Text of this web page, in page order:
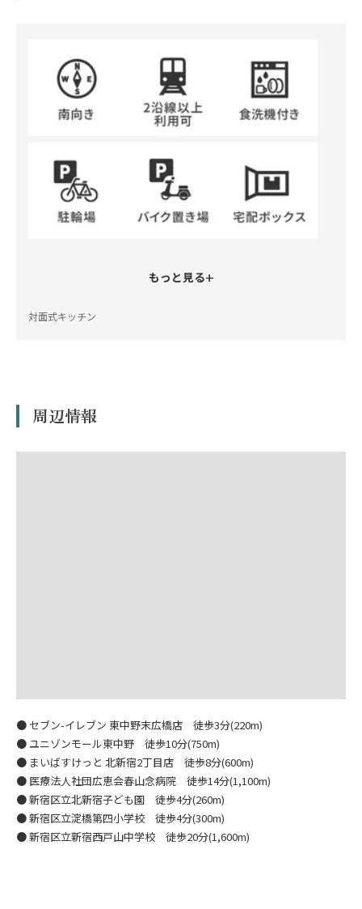
もっと見る+
対面式キッチン
周辺情報
● セブン-イレブン 東中野末広橋店 徒歩3分(220m)
● ユニゾンモール東中野 徒歩10分(750m)
● まいばすけっと 北新宿2丁目店 徒歩8分(600m)
● 医療法人社団広恵会春山念病院 徒歩14分(1,100m)
● 新宿区立北新宿子ども園 徒歩4分(260m)
● 新宿区立淀橋第四小学校 徒歩4分(300m)
● 新宿区立新宿西戸山中学校 徒歩20分(1,600m)